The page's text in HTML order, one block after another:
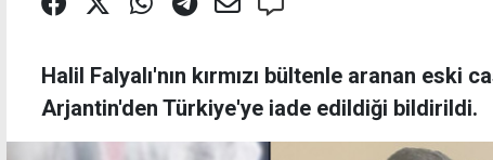
Halil Falyalı'nın kırmızı bültenle aranan eski
Arjantin'den Türkiye'ye iade edildiği bildirildi.